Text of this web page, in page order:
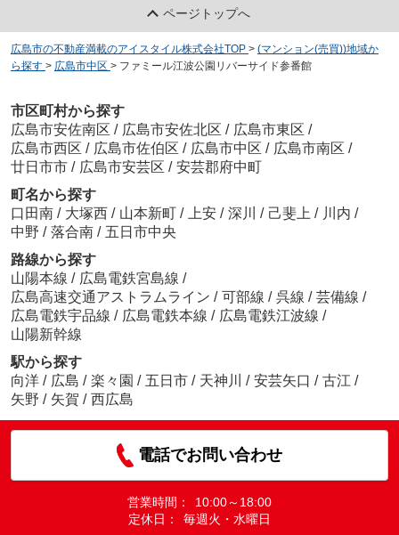
ページトップへ
広島市の不動産満載のアイスタイル株式会社TOP > (マンション(売買))地域か
ら探す > 広島市中区 > ファミール江波公園リバーサイド参番館
市区町村から探す
広島市安佐南区 / 広島市安佐北区 / 広島市東区 /
広島市西区 / 広島市佐伯区 / 広島市中区 / 広島市南区 /
廿日市市 / 広島市安芸区 / 安芸郡府中町
町名から探す
口田南 / 大塚西 / 山本新町 / 上安 / 深川 / 己斐上 / 川内 /
中野 / 落合南 / 五日市中央
路線から探す
山陽本線 / 広島電鉄宮島線 /
広島高速交通アストラムライン / 可部線 / 呉線 / 芸備線 /
広島電鉄宇品線 / 広島電鉄本線 / 広島電鉄江波線 /
山陽新幹線
駅から探す
向洋 / 広島 / 楽々園 / 五日市 / 天神川 / 安芸矢口 / 古江 /
矢野 / 矢賀 / 西広島
電話でお問い合わせ
営業時間：
10:00～18:00
定休日：
毎週火・水曜日